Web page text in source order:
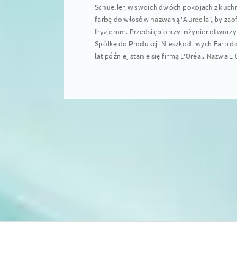
Schueller, w swoich dwóch pokojach z
farbę do włosów nazwaną "Aureola”, by
fryzjerom. Przedsiębiorczy inżynier
Spółkę do Produkcji Nieszkodliwych Farb
lat później stanie się firmą L'Oréal. Nazwa